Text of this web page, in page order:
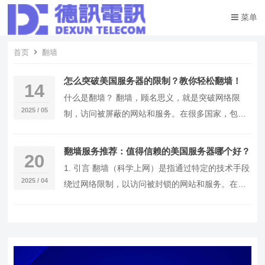
菜单
首页 翻墙
14
2025 / 05
怎么突破美国服务器的限制？教你轻松翻墙！
什么是翻墙？ 翻墙，顾名思义，就是突破网络限
制，访问被屏蔽的网站和服务。在很多国家，包括
20
2025 / 04
翻墙服务推荐：值得信赖的美国服务器哪个好？
1. 引言 翻墙（科学上网）是指通过特定的技术手段
绕过网络限制，以访问被封锁的网站和服务。在当